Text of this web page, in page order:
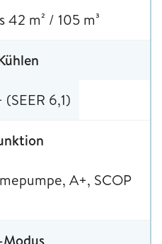
42 m² / 105 m³
(SEER 6,1)
A+, SCOP